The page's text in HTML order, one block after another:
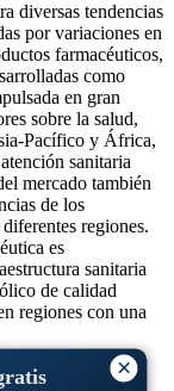
×
diversas tendencias
por variaciones en
farmacéuticos,
como
en gran
sobre la salud,
Pacífico y África,
sanitaria
mercado también
de los
regiones.
es
sanitaria
de calidad
regiones con una